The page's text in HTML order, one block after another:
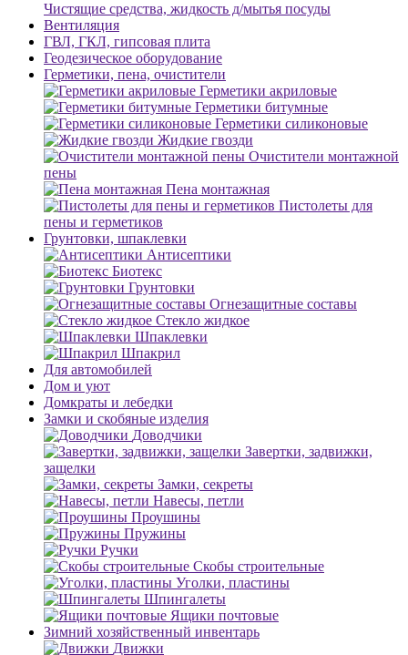
Чистящие средства, жидкость д/мытья посуды
Вентиляция
ГВЛ, ГКЛ, гипсовая плита
Геодезическое оборудование
Герметики, пена, очистители
Герметики акриловые
Герметики битумные
Герметики силиконовые
Жидкие гвозди
Очистители монтажной
пены
Пена монтажная
Пистолеты для
пены и герметиков
Грунтовки, шпаклевки
Антисептики
Биотекс
Грунтовки
Огнезащитные составы
Стекло жидкое
Шпаклевки
Шпакрил
Для автомобилей
Дом и уют
Домкраты и лебедки
Замки и скобяные изделия
Доводчики
Завертки, задвижки,
защелки
Замки, секреты
Навесы, петли
Проушины
Пружины
Ручки
Скобы строительные
Уголки, пластины
Шпингалеты
Ящики почтовые
Зимний хозяйственный инвентарь
Движки